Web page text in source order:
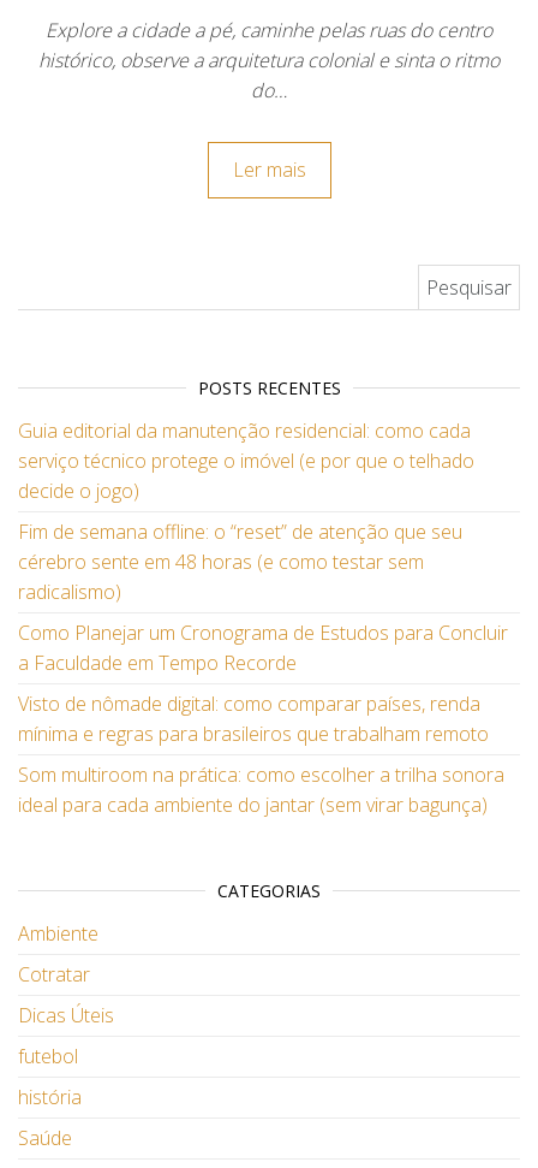
Explore a cidade a pé, caminhe pelas ruas do centro
histórico, observe a arquitetura colonial e sinta o ritmo
do…
Ler mais
POSTS RECENTES
Guia editorial da manutenção residencial: como cada
serviço técnico protege o imóvel (e por que o telhado
decide o jogo)
Fim de semana offline: o “reset” de atenção que seu
cérebro sente em 48 horas (e como testar sem
radicalismo)
Como Planejar um Cronograma de Estudos para Concluir
a Faculdade em Tempo Recorde
Visto de nômade digital: como comparar países, renda
mínima e regras para brasileiros que trabalham remoto
Som multiroom na prática: como escolher a trilha sonora
ideal para cada ambiente do jantar (sem virar bagunça)
CATEGORIAS
Ambiente
Cotratar
Dicas Úteis
futebol
história
Saúde